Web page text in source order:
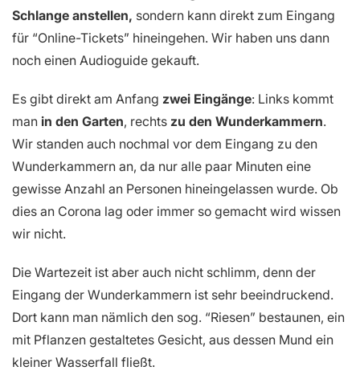
Schlange anstellen, sondern kann direkt zum Eingang
für “Online-Tickets” hineingehen. Wir haben uns dann
noch einen Audioguide gekauft.
Es gibt direkt am Anfang zwei Eingänge: Links kommt
man in den Garten, rechts zu den Wunderkammern.
Wir standen auch nochmal vor dem Eingang zu den
Wunderkammern an, da nur alle paar Minuten eine
gewisse Anzahl an Personen hineingelassen wurde. Ob
dies an Corona lag oder immer so gemacht wird wissen
wir nicht.
Die Wartezeit ist aber auch nicht schlimm, denn der
Eingang der Wunderkammern ist sehr beeindruckend.
Dort kann man nämlich den sog. “Riesen” bestaunen, ein
mit Pflanzen gestaltetes Gesicht, aus dessen Mund ein
kleiner Wasserfall fließt.